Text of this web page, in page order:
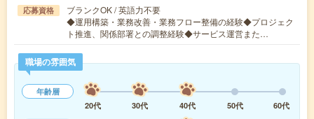
応募資格
ブランクOK / 英語力不要
◆運用構築・業務改善・業務フロー整備の経験◆プロジェク
ト推進、関係部署との調整経験◆サービス運営また…
職場の雰囲気
年齢層
20代
30代 40代 50代
60代